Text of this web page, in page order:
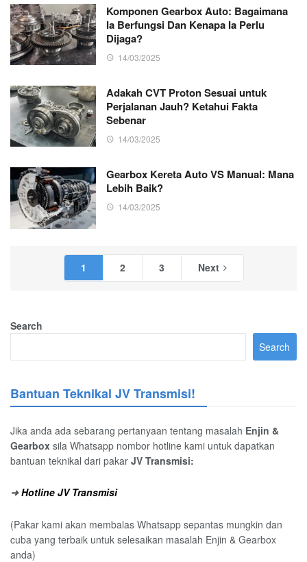
Komponen Gearbox Auto: Bagaimana
Ia Berfungsi Dan Kenapa Ia Perlu
Dijaga?
14/03/2025
Adakah CVT Proton Sesuai untuk
Perjalanan Jauh? Ketahui Fakta
Sebenar
14/03/2025
Gearbox Kereta Auto VS Manual: Mana
Lebih Baik?
14/03/2025
1 2 3 Next
Search
Search
Bantuan Teknikal JV Transmisi!
Jika anda ada sebarang pertanyaan tentang masalah Enjin &
Gearbox sila Whatsapp nombor hotline kami untuk dapatkan
bantuan teknikal dari pakar JV Transmisi:
➜Hotline JV Transmisi
(Pakar kami akan membalas Whatsapp sepantas mungkin dan
cuba yang terbaik untuk selesaikan masalah Enjin & Gearbox
anda)